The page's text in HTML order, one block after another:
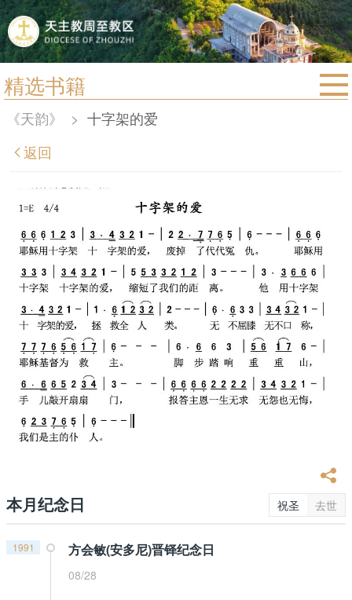
精选书籍
首页
宗教法规
教区简介
信仰文萃
教会圣月
《天韵》 > 十字架的爱
返回
本月纪念日 祝圣 去世
1991 方会敏(安多尼)晋铎纪念日
08/28